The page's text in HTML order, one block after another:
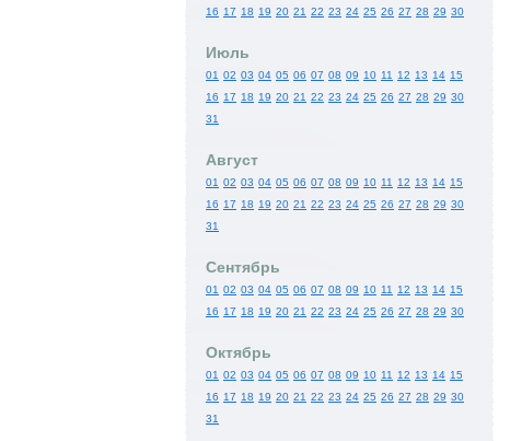
16 17 18 19 20 21 22 23 24 25 26 27 28 29 30
Июль
01 02 03 04 05 06 07 08 09 10 11 12 13 14 15
16 17 18 19 20 21 22 23 24 25 26 27 28 29 30
31
Август
01 02 03 04 05 06 07 08 09 10 11 12 13 14 15
16 17 18 19 20 21 22 23 24 25 26 27 28 29 30
31
Сентябрь
01 02 03 04 05 06 07 08 09 10 11 12 13 14 15
16 17 18 19 20 21 22 23 24 25 26 27 28 29 30
Октябрь
01 02 03 04 05 06 07 08 09 10 11 12 13 14 15
16 17 18 19 20 21 22 23 24 25 26 27 28 29 30
31